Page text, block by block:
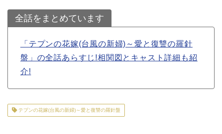
全話をまとめています
「テプンの花嫁(台風の新婦)～愛と復讐の羅針
盤」の全話あらすじ!相関図とキャスト詳細も紹
介!
テプンの花嫁(台風の新婦)～愛と復讐の羅針盤